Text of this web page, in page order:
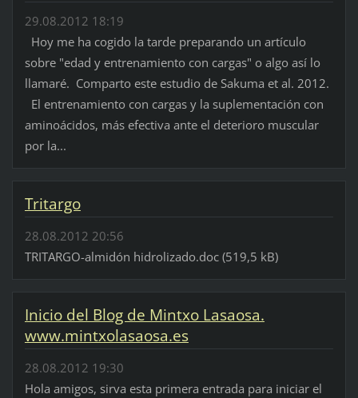
29.08.2012 18:19
Hoy me ha cogido la tarde preparando un artículo
sobre "edad y entrenamiento con cargas" o algo así lo
llamaré. Comparto este estudio de Sakuma et al. 2012.
El entrenamiento con cargas y la suplementación con
aminoácidos, más efectiva ante el deterioro muscular
por la...
Tritargo
28.08.2012 20:56
TRITARGO-almidón hidrolizado.doc (519,5 kB)
Inicio del Blog de Mintxo Lasaosa.
www.mintxolasaosa.es
28.08.2012 19:30
Hola amigos, sirva esta primera entrada para iniciar el